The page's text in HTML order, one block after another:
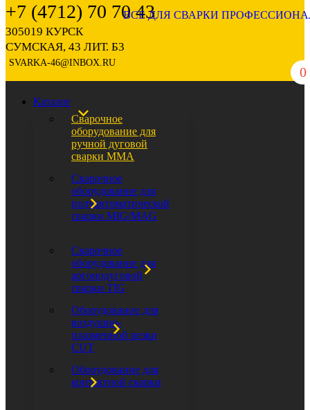
+7 (4712) 70 70 43
305019 КУРСК
СУМСКАЯ, 43 ЛИТ. Б3
SVARKA-46@INBOX.RU
0
Каталог
Сварочное
оборудование для
ручной дуговой
сварки ММА
Сварочное
оборудование для
полуавтоматической
сварки MIG/MAG
Сварочное
оборудование для
аргонодуговой
сварки TIG
Оборудование для
воздушно-
плазменной резки
CUT
Оборудование для
контактной сварки